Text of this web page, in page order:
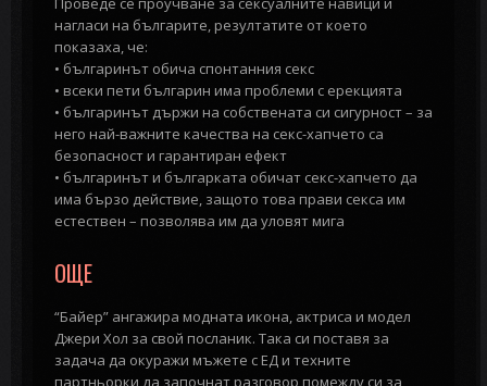
нагласи на българите, резултатите от което
показаха, че:
• българинът обича спонтанния секс
• всеки пети българин има проблеми с ерекцията
• българинът държи на собствената си сигурност – за
него най-важните качества на секс-хапчето са
безопасност и гарантиран ефект
• българинът и българката обичат секс-хапчето да
има бързо действие, защото това прави секса им
естествен – позволява им да уловят мига
ОЩЕ
“Байер” ангажира модната икона, актриса и модел
Джери Хол за свой посланик. Така си поставя за
задача да окуражи мъжете с ЕД и техните
партньорки да започнат разговор помежду си за